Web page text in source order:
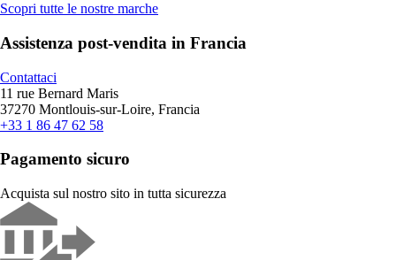
Scopri tutte le nostre marche
Assistenza post-vendita in Francia
Contattaci
11 rue Bernard Maris
37270 Montlouis-sur-Loire, Francia
+33 1 86 47 62 58
Pagamento sicuro
Acquista sul nostro sito in tutta sicurezza